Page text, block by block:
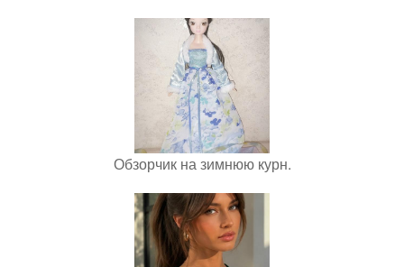
Обзорчик на зимнюю курн.